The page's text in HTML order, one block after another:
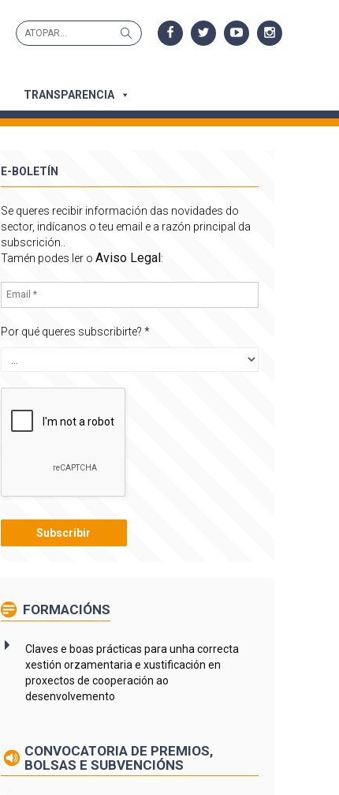
Search
for:
Search
TRANSPARENCIA
E-BOLETÍN
Se queres recibir información das novidades do
sector, indícanos o teu email e a razón principal da
subscrición..
Tamén podes ler o Aviso Legal:
Por qué queres subscribirte? *
FORMACIÓNS
Claves e boas prácticas para unha correcta
xestión orzamentaria e xustificación en
proxectos de cooperación ao
desenvolvemento
CONVOCATORIA DE PREMIOS,
BOLSAS E SUBVENCIÓNS